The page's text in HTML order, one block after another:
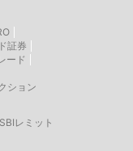
証券
ード
ション
レミット